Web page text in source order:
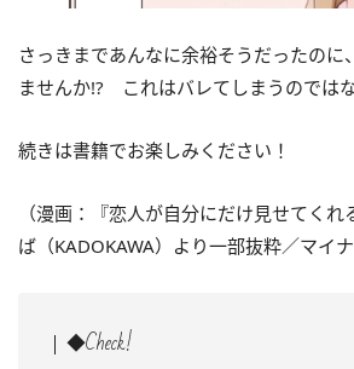
さっきまであんなに余裕そうだったのに
ませんか!? これはバレてしまうのでは
続きは書籍でお楽しみください！
（漫画：『恋人が自分にだけ見せてく
ば（KADOKAWA）より一部抜粋／マイ
◆Check!